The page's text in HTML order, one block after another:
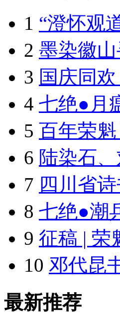
1 “澄怀观
2 墨染徽
3 国庆同
4 七绝●月
5 百年荣
6 陆染石
7 四川省
8 七绝●潮
9 征稿 |
10 邓代昆
最新推荐